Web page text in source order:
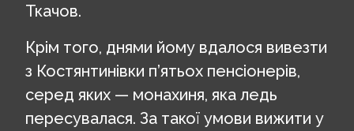
Ткачов.
Крім того, днями йому вдалося вивезти
з Костянтинівки п’ятьох пенсіонерів,
серед яких — монахиня, яка ледь
пересувалася. За такої умови вижити у